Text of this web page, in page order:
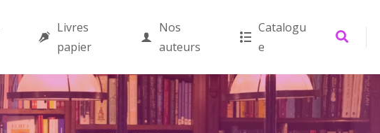
Livres
papier
Nos
auteurs
Catalogu
e